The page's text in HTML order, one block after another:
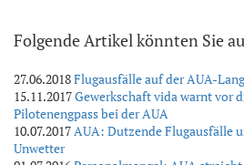
Folgende Artikel könnten Sie
27.06.2018Flugausfälle auf der AUA-
15.11.2017Gewerkschaft vida warnt vor
Pilotenengpass bei der AUA
10.07.2017 AUA: Dutzende Flugausfälle
Unwetter